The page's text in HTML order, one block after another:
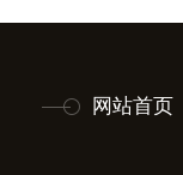
网站首页